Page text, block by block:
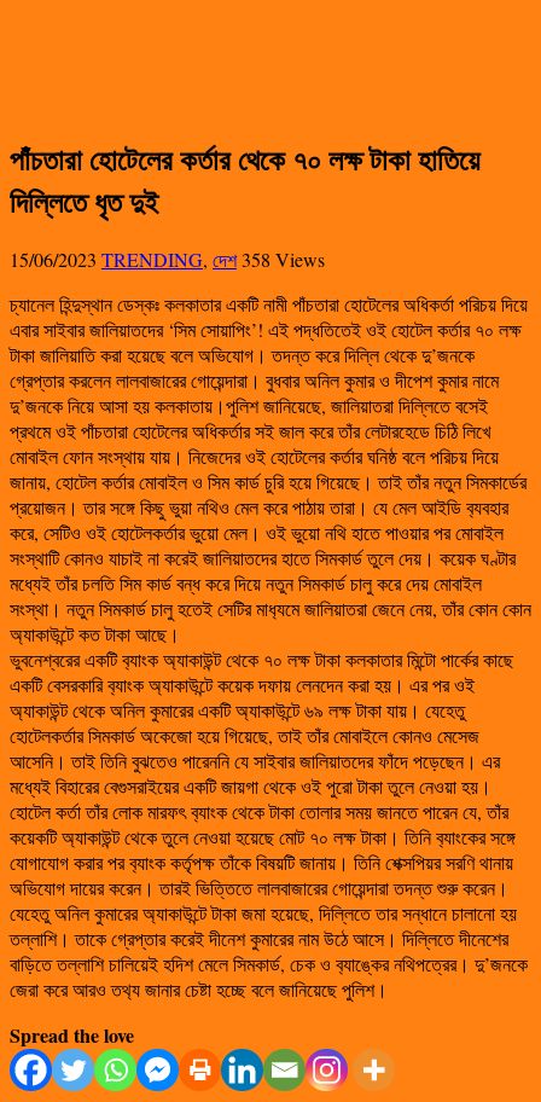
পাঁচতারা হোটেলের কর্তার থেকে ৭০ লক্ষ টাকা হাতিয়ে
দিল্লিতে ধৃত দুই
15/06/2023 TRENDING, দেশ358 Views
চ্যানেল হিন্দুস্থান ডেস্কঃ কলকাতার একটি নামী পাঁচতারা হোটেলের অধিকর্তা পরিচয় দিয়ে
এবার সাইবার জালিয়াতদের ‘সিম সোয়াপিং’! এই পদ্ধতিতেই ওই হোটেল কর্তার ৭০ লক্ষ
টাকা জালিয়াতি করা হয়েছে বলে অভিযোগ। তদন্ত করে দিল্লি থেকে দু’জনকে
গ্রেপ্তার করলেন লালবাজারের গোয়েন্দারা। বুধবার অনিল কুমার ও দীপেশ কুমার নামে
দু’জনকে নিয়ে আসা হয় কলকাতায়।পুলিশ জানিয়েছে, জালিয়াতরা দিল্লিতে বসেই
প্রথমে ওই পাঁচতারা হোটেলের অধিকর্তার সই জাল করে তাঁর লেটারহেডে চিঠি লিখে
মোবাইল ফোন সংস্থায় যায়। নিজেদের ওই হোটেলের কর্তার ঘনিষ্ঠ বলে পরিচয় দিয়ে
জানায়, হোটেল কর্তার মোবাইল ও সিম কার্ড চুরি হয়ে গিয়েছে। তাই তাঁর নতুন সিমকার্ডের
প্রয়োজন। তার সঙ্গে কিছু ভুয়া নথিও মেল করে পাঠায় তারা। যে মেল আইডি ব‌্যবহার
করে, সেটিও ওই হোটেলকর্তার ভুয়ো মেল। ওই ভুয়ো নথি হাতে পাওয়ার পর মোবাইল
সংস্থাটি কোনও যাচাই না করেই জালিয়াতদের হাতে সিমকার্ড তুলে দেয়। কয়েক ঘণ্টার
মধ্যেই তাঁর চলতি সিম কার্ড বন্ধ করে দিয়ে নতুন সিমকার্ড চালু করে দেয় মোবাইল
সংস্থা। নতুন সিমকার্ড চালু হতেই সেটির মাধ‌্যমে জালিয়াতরা জেনে নেয়, তাঁর কোন কোন
অ‌্যাকাউন্টে কত টাকা আছে।
ভুবনেশ্বরের একটি ব‌্যাংক অ‌্যাকাউন্ট থেকে ৭০ লক্ষ টাকা কলকাতার মিন্টো পার্কের কাছে
একটি বেসরকারি ব‌্যাংক অ‌্যাকাউন্টে কয়েক দফায় লেনদেন করা হয়। এর পর ওই
অ‌্যাকাউন্ট থেকে অনিল কুমারের একটি অ‌্যাকাউন্টে ৬৯ লক্ষ টাকা যায়। যেহেতু
হোটেলকর্তার সিমকার্ড অকেজো হয়ে গিয়েছে, তাই তাঁর মোবাইলে কোনও মেসেজ
আসেনি। তাই তিনি বুঝতেও পারেননি যে সাইবার জালিয়াতদের ফাঁদে পড়েছেন। এর
মধ্যেই বিহারের বেগুসরাইয়ের একটি জায়গা থেকে ওই পুরো টাকা তুলে নেওয়া হয়।
হোটেল কর্তা তাঁর লোক মারফৎ ব‌্যাংক থেকে টাকা তোলার সময় জানতে পারেন যে, তাঁর
কয়েকটি অ‌্যাকাউন্ট থেকে তুলে নেওয়া হয়েছে মোট ৭০ লক্ষ টাকা। তিনি ব‌্যাংকের সঙ্গে
যোগাযোগ করার পর ব‌্যাংক কর্তৃপক্ষ তাঁকে বিষয়টি জানায়। তিনি শেক্সপিয়র সরণি থানায়
অভিযোগ দায়ের করেন। তারই ভিত্তিতে লালবাজারের গোয়েন্দারা তদন্ত শুরু করেন।
যেহেতু অনিল কুমারের অ‌্যাকাউন্টে টাকা জমা হয়েছে, দিল্লিতে তার সন্ধানে চালানো হয়
তল্লাশি। তাকে গ্রেপ্তার করেই দীনেশ কুমারের নাম উঠে আসে। দিল্লিতে দীনেশের
বাড়িতে তল্লাশি চালিয়েই হদিশ মেলে সিমকার্ড, চেক ও ব‌্যাঙ্কের নথিপত্রের। দু’জনকে
জেরা করে আরও তথ‌্য জানার চেষ্টা হচ্ছে বলে জানিয়েছে পুলিশ।
Spread the love